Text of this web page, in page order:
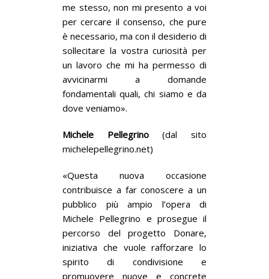
me stesso, non mi presento a voi
per cercare il consenso, che pure
è necessario, ma con il desiderio di
sollecitare la vostra curiosità per
un lavoro che mi ha permesso di
avvicinarmi a domande
fondamentali quali, chi siamo e da
dove veniamo».
Michele Pellegrino(dal sito
michelepellegrino.net)
«Questa nuova occasione
contribuisce a far conoscere a un
pubblico più ampio l’opera di
Michele Pellegrino e prosegue il
percorso del progetto Donare,
iniziativa che vuole rafforzare lo
spirito di condivisione e
promuovere nuove e concrete